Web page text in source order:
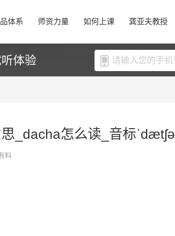
体系 师资力量 如何上课 龚亚夫教授
体验
_dacha怎么读_音标ˈdætʃə
料